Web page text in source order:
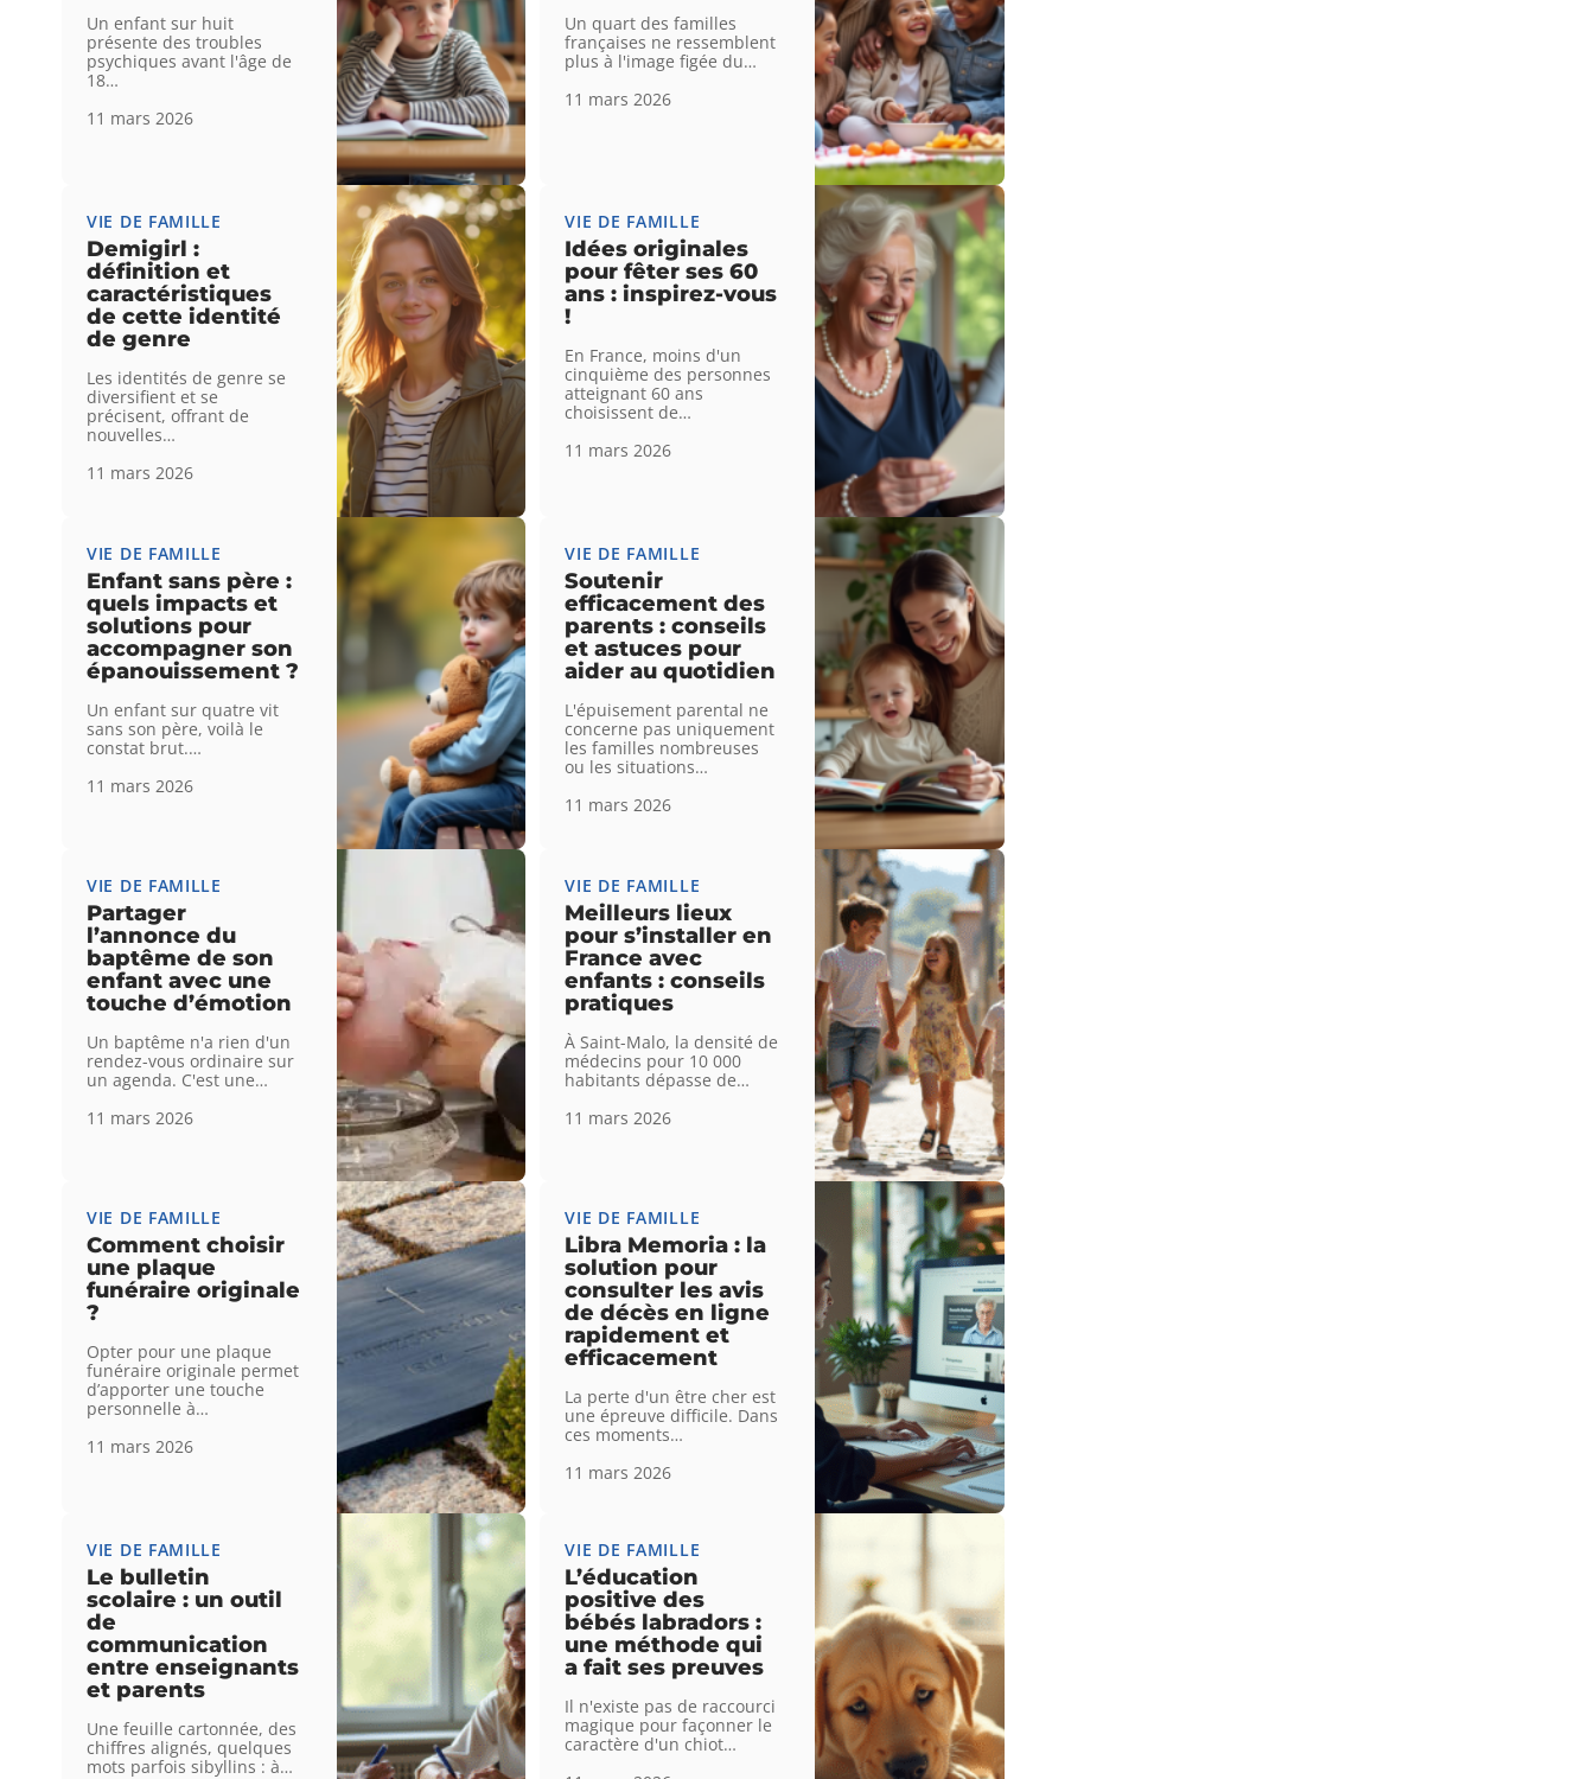
Un enfant sur huit
présente des troubles
psychiques avant l'âge de
18…
11 mars 2026
Un quart des familles
françaises ne ressemblent
plus à l'image figée du…
11 mars 2026
VIE DE FAMILLE
Demigirl :
définition et
caractéristiques
de cette identité
de genre
Les identités de genre se
diversifient et se
précisent, offrant de
nouvelles…
11 mars 2026
VIE DE FAMILLE
Idées originales
pour fêter ses 60
ans : inspirez-vous
!
En France, moins d'un
cinquième des personnes
atteignant 60 ans
choisissent de…
11 mars 2026
VIE DE FAMILLE
Enfant sans père :
quels impacts et
solutions pour
accompagner son
épanouissement ?
Un enfant sur quatre vit
sans son père, voilà le
constat brut.…
11 mars 2026
VIE DE FAMILLE
Soutenir
efficacement des
parents : conseils
et astuces pour
aider au quotidien
L'épuisement parental ne
concerne pas uniquement
les familles nombreuses
ou les situations…
11 mars 2026
VIE DE FAMILLE
Partager
l’annonce du
baptême de son
enfant avec une
touche d’émotion
Un baptême n'a rien d'un
rendez-vous ordinaire sur
un agenda. C'est une…
11 mars 2026
VIE DE FAMILLE
Meilleurs lieux
pour s’installer en
France avec
enfants : conseils
pratiques
À Saint-Malo, la densité de
médecins pour 10 000
habitants dépasse de…
11 mars 2026
VIE DE FAMILLE
Comment choisir
une plaque
funéraire originale
?
Opter pour une plaque
funéraire originale permet
d’apporter une touche
personnelle à…
11 mars 2026
VIE DE FAMILLE
Libra Memoria : la
solution pour
consulter les avis
de décès en ligne
rapidement et
efficacement
La perte d'un être cher est
une épreuve difficile. Dans
ces moments…
11 mars 2026
VIE DE FAMILLE
Le bulletin
scolaire : un outil
de
communication
entre enseignants
et parents
Une feuille cartonnée, des
chiffres alignés, quelques
mots parfois sibyllins : à…
VIE DE FAMILLE
L’éducation
positive des
bébés labradors :
une méthode qui
a fait ses preuves
Il n'existe pas de raccourci
magique pour façonner le
caractère d'un chiot…